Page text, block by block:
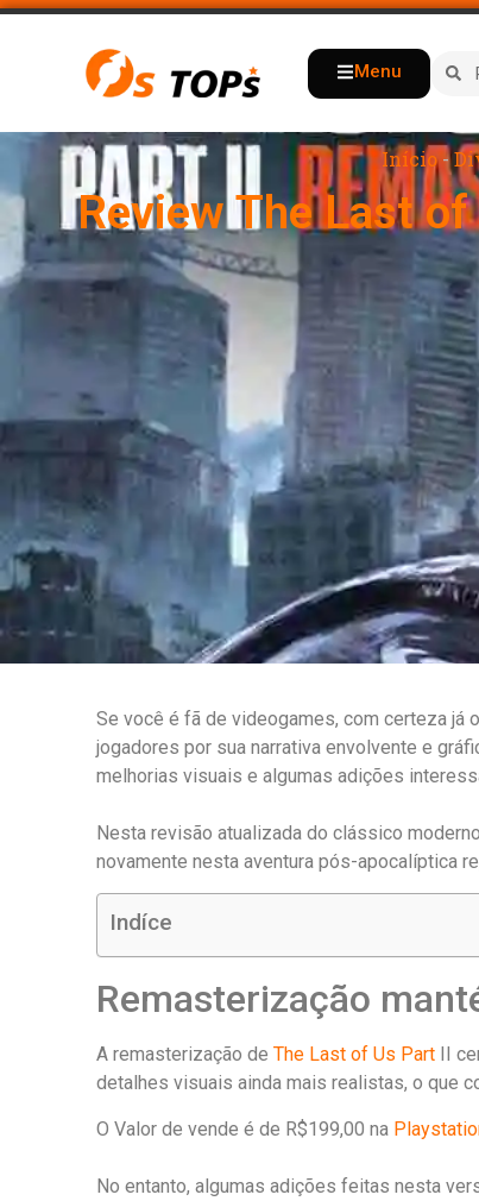
Menu
Início-
Review The Last
Se você é fã de videogames, com certeza já
jogadores por sua narrativa envolvente e
melhorias visuais e algumas adições
Nesta revisão atualizada do clássico
novamente nesta aventura pós-apocalíptica
Indíce
Remasterização
A remasterização de The Last of Us PartII
detalhes visuais ainda mais realistas, o que
O Valor de vende é de R$199,00 na
No entanto, algumas adições feitas nesta